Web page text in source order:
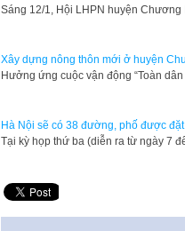
Sáng 12/1, Hội LHPN huyện
Xây dựng nông thôn mới ở huyện
Hưởng ứng cuộc vận động “Toàn
Hà Nội sẽ có 38 đường, phố được
Tại kỳ họp thứ ba (diễn ra từ ngày 7